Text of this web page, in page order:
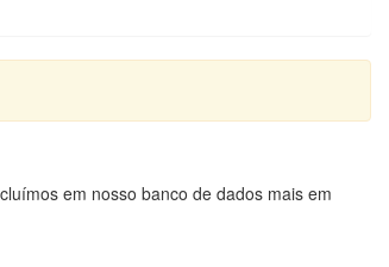
em nosso banco de dados mais em